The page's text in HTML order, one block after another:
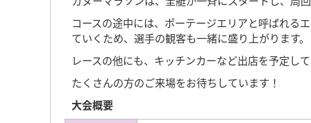
コースの途中には、ポーテージエリアと呼ばれる
ていくため、選手の観客も一緒に盛り上がります。
レースの他にも、キッチンカーなど出店を予定し
たくさんの方のご来場をお待ちしています！
大会概要